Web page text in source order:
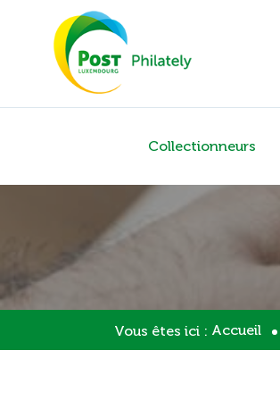
Collectionneurs
Vous êtes ici : Accueil